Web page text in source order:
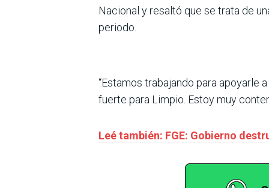
Nacional y resaltó que se trata de
periodo.
“Estamos trabajando para apoyarle
fuerte para Limpio. Estoy muy
Leé también: FGE: Gobierno